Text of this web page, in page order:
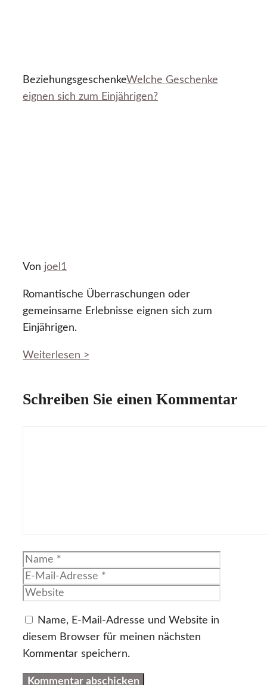
BeziehungsgeschenkeWelche Geschenke
eignen sich zum Einjährigen?
Von joel1
Romantische Überraschungen oder
gemeinsame Erlebnisse eignen sich zum
Einjährigen.
Weiterlesen >
Schreiben Sie einen Kommentar
Name
Name, E-Mail-Adresse und Website in
diesem Browser für meinen nächsten
Kommentar speichern.